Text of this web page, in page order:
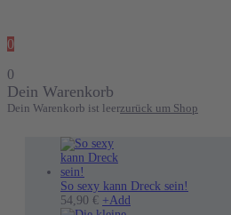
0
0
Dein Warenkorb
Dein Warenkorb ist leerzurück um Shop
So sexy kann Dreck sein!
54,90 € +Add